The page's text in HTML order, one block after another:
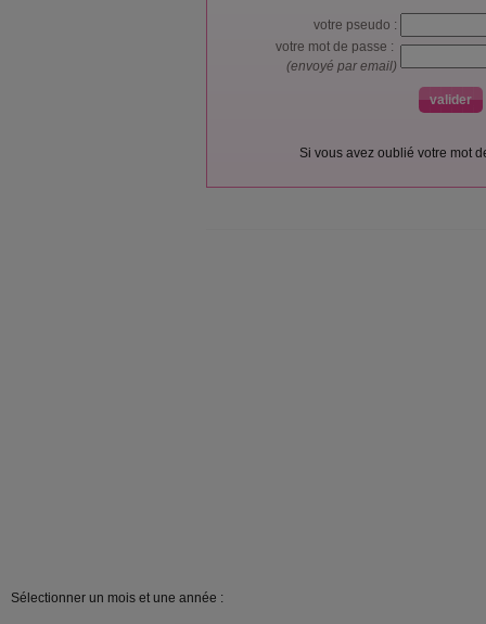
votre pseudo :
votre mot de passe :
(envoyé par email)
Si vous avez oublié votre mot
Sélectionner un mois et une année :